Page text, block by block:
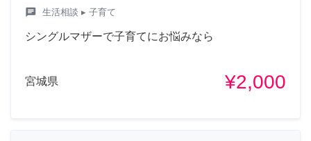
chat 生活相談 ▸ 子育て
シングルマザーで子育てにお悩みなら
宮城県 ¥2,000